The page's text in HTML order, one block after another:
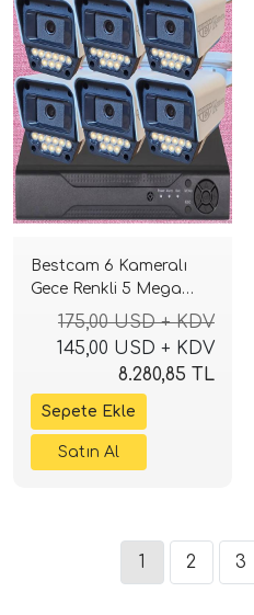
Bestcam 6 Kameralı
Gece Renkli 5 Mega
Piksel Sony Lensli 4K
Güvenlik Sistemi
175,00 USD + KDV
145,00 USD + KDV
8.280,85 TL
1 2 3